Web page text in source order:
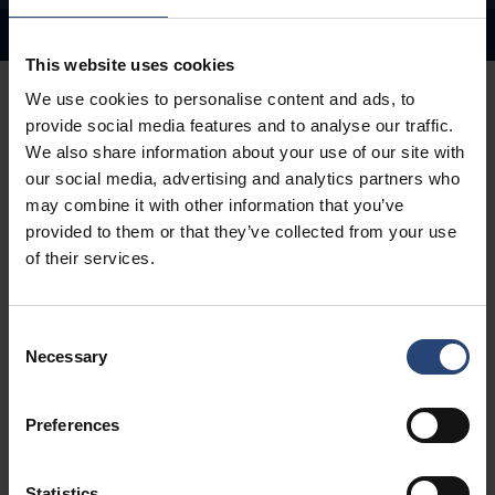
This website uses cookies
We use cookies to personalise content and ads, to
provide social media features and to analyse our traffic.
We also share information about your use of our site with
our social media, advertising and analytics partners who
may combine it with other information that you’ve
provided to them or that they’ve collected from your use
of their services.
Selection
Necessary
Preferences
Šetrite zdroje s
optimálnym
obalovým
Či už ide o jednosmerné alebo vratné riešenie,
každého materiálu (drevo, preglejka, vlákno, plast, oceľ